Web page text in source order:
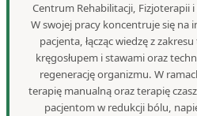
Centrum Rehabilitacji, Fizjoterapii
W swojej pracy koncentruje się na
pacjenta, łącząc wiedzę z
kręgosłupem i stawami oraz
regenerację organizmu. W
terapię manualną oraz terapię
pacjentom w redukcji bólu,